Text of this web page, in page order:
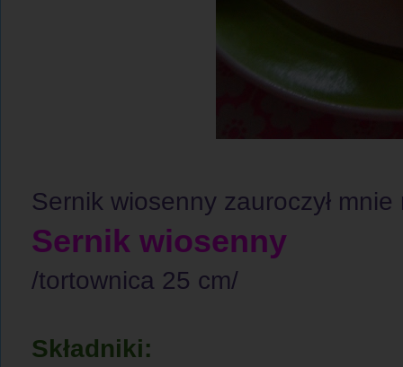
Sernik wiosenny zauroczył
Sernik wiosenny
/tortownica 25 cm/
Składniki: